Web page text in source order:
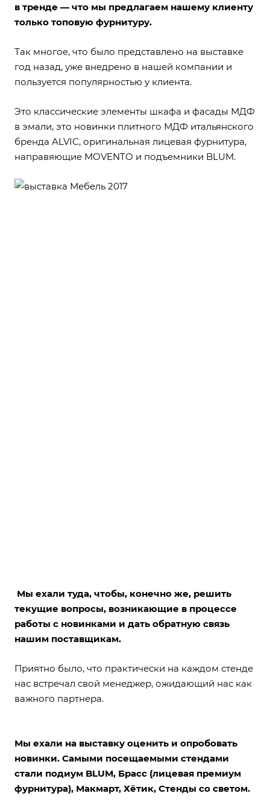
в тренде — что мы предлагаем нашему клиенту
только топовую фурнитуру.
Так многое, что было представлено на выставке
год назад, уже внедрено в нашей компании и
пользуется популярностью у клиента.
Это классические элементы шкафа и фасады МДФ
в эмали, это новинки плитного МДФ итальянского
бренда ALVIC, оригинальная лицевая фурнитура,
направяющие MOVENTO и подъемники BLUM.
Мы ехали туда, чтобы, конечно же, решить
текущие вопросы, возникающие в процессе
работы с новинками и дать обратную связь
нашим поставщикам.
Приятно было, что практически на каждом стенде
нас встречал свой менеджер, ожидающий нас как
важного партнера.
Мы ехали на выставку оценить и опробовать
новинки. Самыми посещаемыми стендами
стали подиум BLUM, Брасс (лицевая премиум
фурнитура), Макмарт, Хётик, Стенды со светом.